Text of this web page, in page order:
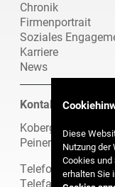
überspringen
Chronik
Firmenportrait
Soziales
Karriere
News
Kontakt
Koberger Spedition
Peiner Feld 10,
Telefon: 0 51 72 /
Telefax: 0 51 72 /
Diese
Nutzung der
Cookies
erhalten Sie